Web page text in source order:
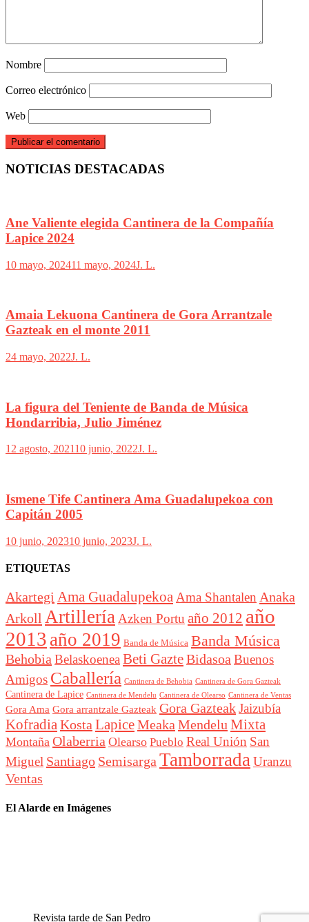
Nombre
Correo electrónico
Web
NOTICIAS DESTACADAS
Ane Valiente elegida Cantinera de la Compañía
Lapice 2024
10 mayo, 202411 mayo, 2024J. L.
Amaia Lekuona Cantinera de Gora Arrantzale
Gazteak en el monte 2011
24 mayo, 2022J. L.
La figura del Teniente de Banda de Música
Hondarribia, Julio Jiménez
12 agosto, 202110 junio, 2022J. L.
Ismene Tife Cantinera Ama Guadalupekoa con
Capitán 2005
10 junio, 202310 junio, 2023J. L.
ETIQUETAS
Akartegi Ama GuadalupekoaAma Shantalen Anaka
Arkoll ArtilleríaAzken Portu año 2012 año
2013 año 2019 Banda de Música Banda Música
BehobiaBelaskoeneaBeti GazteBidasoaBuenos
Amigos Caballería Cantinera de Behobia Cantinera de Gora Gazteak
Cantinera de Lapice Cantinera de Mendelu Cantinera de Olearso Cantinera de Ventas
Gora Ama Gora arrantzale Gazteak Gora GazteakJaizubía
KofradiaKostaLapiceMeakaMendeluMixta
Montaña Olaberria Olearso Pueblo Real Unión San
Miguel Santiago SemisargaTamborradaUranzu
Ventas
El Alarde en Imágenes
Revista tarde de San Pedro